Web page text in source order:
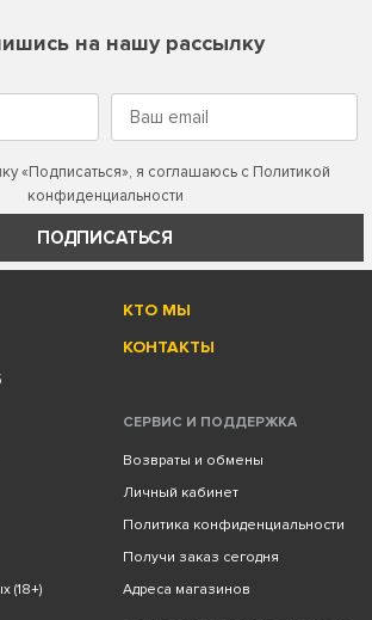
на нашу рассылку
«Подписаться», я соглашаюсь с Политикой
конфиденциальности
ПОДПИСАТЬСЯ
КТО МЫ
КОНТАКТЫ
(18+)
СЕРВИС И ПОДДЕРЖКА
Возвраты и обмены
Личный кабинет
Политика конфиденциальности
Получи заказ сегодня
Адреса магазинов